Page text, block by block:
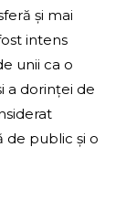
și mai
intens
unii ca o
a dorinței de
de public și o